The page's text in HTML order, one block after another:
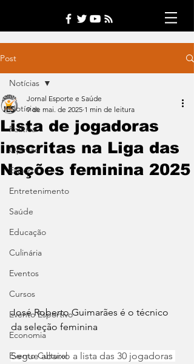
Post
Notícias
Política
Opinião
Esporte
Entretenimento
Saúde
Educação
Culinária
Eventos
Cursos
Evento Esportivo
Economia
Evento Cultural
Notícias
Lista de jogadoras
inscritas na Liga das
Nações feminina 2025
Jornal Esporte e Saúde
9 de mai. de 2025 1 min de leitura
José Roberto Guimarães é o técnico
da seleção feminina
Segue abaixo a lista das 30 jogadoras